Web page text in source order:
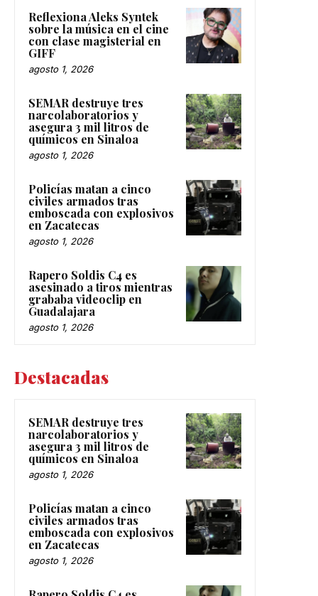
Reflexiona Aleks Syntek
sobre la música en el cine
con clase magisterial en
GIFF
agosto 1, 2026
SEMAR destruye tres
narcolaboratorios y
asegura 3 mil litros de
químicos en Sinaloa
agosto 1, 2026
Policías matan a cinco
civiles armados tras
emboscada con explosivos
en Zacatecas
agosto 1, 2026
Rapero Soldis C4 es
asesinado a tiros mientras
grababa videoclip en
Guadalajara
agosto 1, 2026
Destacadas
SEMAR destruye tres
narcolaboratorios y
asegura 3 mil litros de
químicos en Sinaloa
agosto 1, 2026
Policías matan a cinco
civiles armados tras
emboscada con explosivos
en Zacatecas
agosto 1, 2026